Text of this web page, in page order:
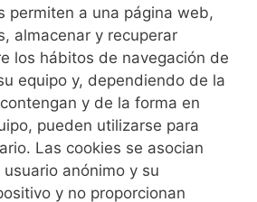
permiten a una página web,
almacenar y recuperar
los hábitos de navegación de
equipo y, dependiendo de la
y de la forma en
pueden utilizarse para
Las cookies se asocian
anónimo y su
y no proporcionan